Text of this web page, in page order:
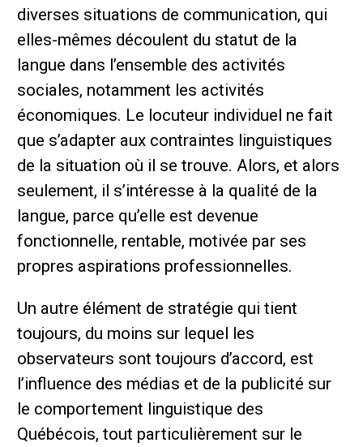
diverses situations de communication, qui
elles-mêmes découlent du statut de la
langue dans l’ensemble des activités
sociales, notamment les activités
économiques. Le locuteur individuel ne fait
que s’adapter aux contraintes linguistiques
de la situation où il se trouve. Alors, et alors
seulement, il s’intéresse à la qualité de la
langue, parce qu’elle est devenue
fonctionnelle, rentable, motivée par ses
propres aspirations professionnelles.
Un autre élément de stratégie qui tient
toujours, du moins sur lequel les
observateurs sont toujours d’accord, est
l’influence des médias et de la publicité sur
le comportement linguistique des
Québécois, tout particulièrement sur le